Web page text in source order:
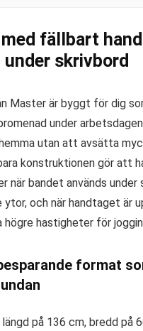
fällbart
under skrivbord
Master är byggt för dig
under
utan att avsätta
konstruktionen gör att
när bandet används under
ytor, och när handtaget är
högre hastigheter för
format
på 136 cm, bredd på